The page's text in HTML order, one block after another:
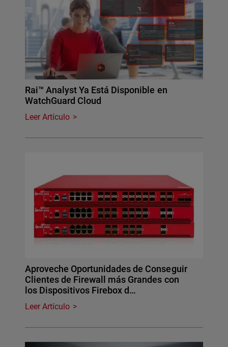
Rai™ Analyst Ya Está Disponible en
WatchGuard Cloud
Leer Artículo
Aproveche Oportunidades de Conseguir
Clientes de Firewall más Grandes con
los Dispositivos Firebox d…
Leer Artículo